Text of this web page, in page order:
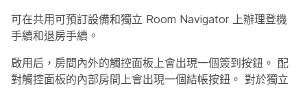
可在共用可預訂設備和獨立 Room Navigator 上辦理登機
手續和退房手續。
啟用后，房間內外的觸控面板上會出現一個簽到按鈕。 配
對觸控面板的內部房間上會出現一個結帳按鈕。 對於獨立